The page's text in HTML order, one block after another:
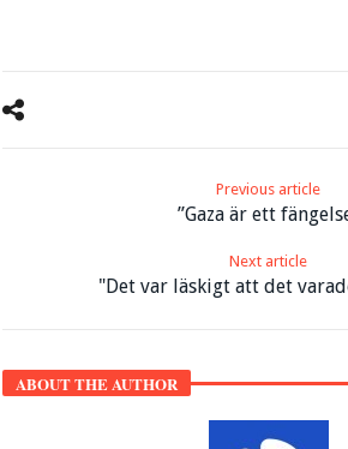
Previous article
”Gaza är ett
Next article
"Det var läskigt att det
ABOUT THE AUTHOR